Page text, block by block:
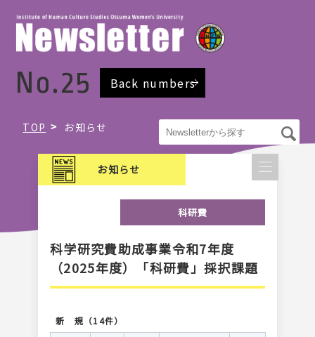
No.25 Back numbers
TOP お知らせ
お知らせ
科研費
科学研究費助成事業令和7年度
（2025年度）「科研費」採択課題
新 規（14件）